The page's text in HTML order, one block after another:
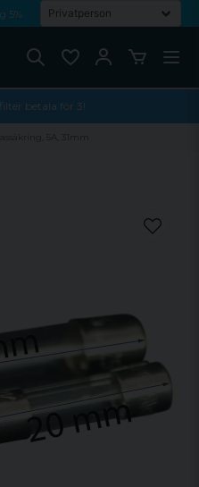
5%
betala för 3!
5A, 31mm